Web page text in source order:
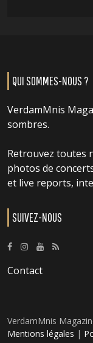
QUI SOMMES-NOUS ?
VerdamMnis
sombres.
Retrouvez toutes
photos de
et live reports,
SUIVEZ-NOUS
Contact
VerdamMnis
Mentions légales |